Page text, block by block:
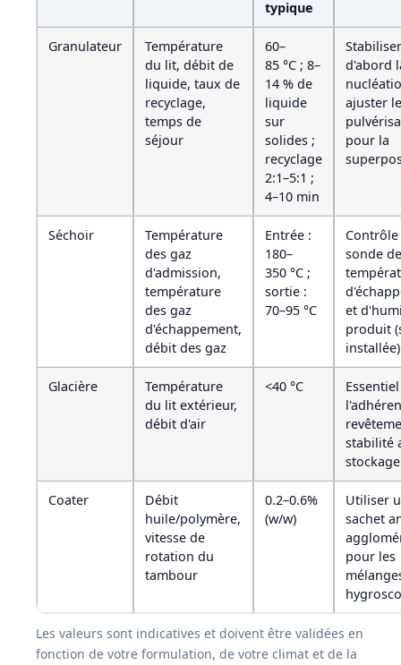
typique
Granulateur
Température
du lit, débit de
liquide, taux de
recyclage,
temps de
séjour
60–
85 °C ; 8–
14 % de
liquide
sur
solides ;
recyclage
2:1–5:1 ;
4–10 min
Stabiliser
d'abord
ajuster
pour la
Séchoir
Température
des gaz
d'admission,
température
des gaz
d'échappement,
débit des gaz
Entrée :
180–
350 °C ;
sortie :
70–95 °C
sonde de
et
produit
Glacière
Température
du lit extérieur,
débit d'air
<40 °C
stabilité
Coater
Débit
huile/polymère,
vitesse de
rotation du
tambour
0.2–0.6%
(w/w)
Utiliser
sachet
pour les
Les valeurs sont indicatives et doivent être validées en
fonction de votre formulation, de votre climat et de la